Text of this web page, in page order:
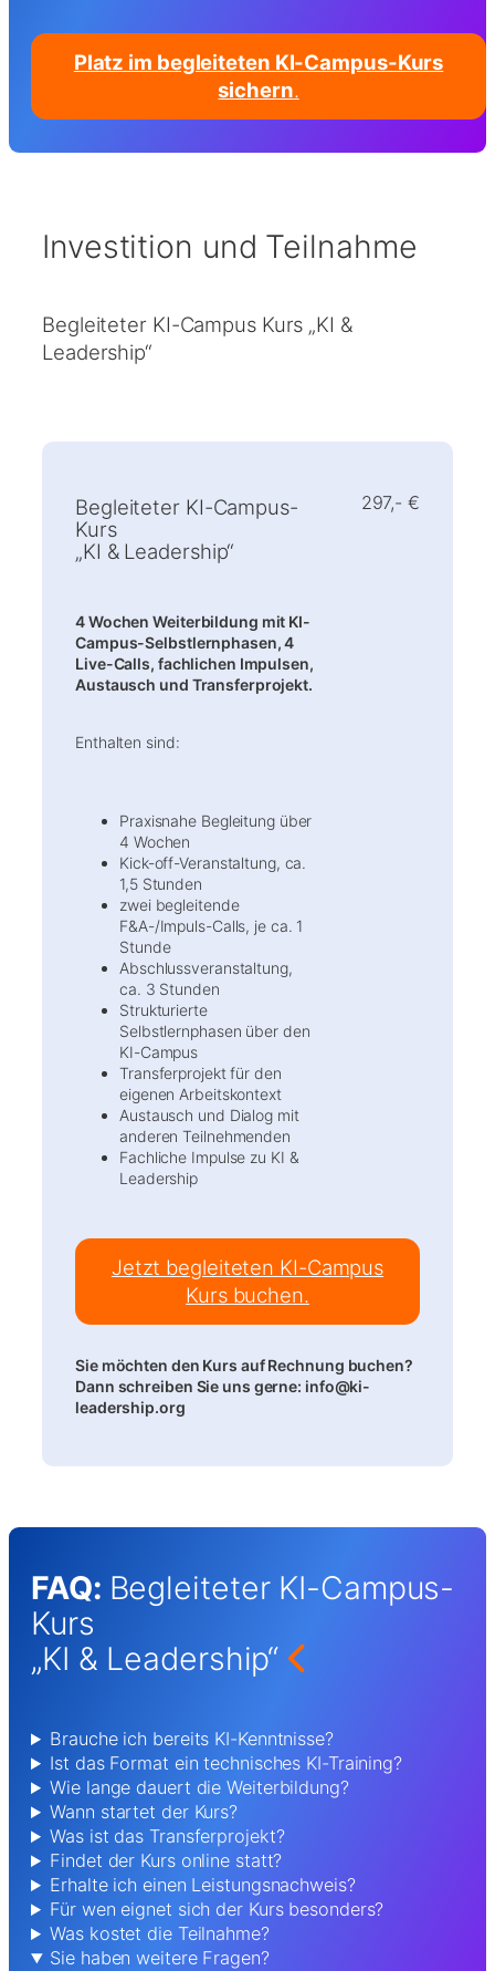
Platz im begleiteten KI-Campus-Kurs
sichern.
Investition und Teilnahme
Begleiteter KI-Campus Kurs „KI &
Leadership“
Begleiteter KI-Campus-
Kurs
„KI & Leadership“
4 Wochen Weiterbildung mit KI-
Campus-Selbstlernphasen, 4
Live-Calls, fachlichen Impulsen,
Austausch und Transferprojekt.
Enthalten sind:
Praxisnahe Begleitung über
4 Wochen
Kick-off-Veranstaltung, ca.
1,5 Stunden
zwei begleitende
F&A-/Impuls-Calls, je ca. 1
Stunde
Abschlussveranstaltung,
ca. 3 Stunden
Strukturierte
Selbstlernphasen über den
KI-Campus
Transferprojekt für den
eigenen Arbeitskontext
Austausch und Dialog mit
anderen Teilnehmenden
Fachliche Impulse zu KI &
Leadership
297,- €
Jetzt begleiteten KI-Campus
Kurs buchen.
Sie möchten den Kurs auf Rechnung buchen?
Dann schreiben Sie uns gerne: info@ki-
leadership.org
FAQ: Begleiteter KI-Campus-
Kurs
„KI & Leadership“
Brauche ich bereits KI-Kenntnisse?
Ist das Format ein technisches KI-Training?
Wie lange dauert die Weiterbildung?
Wann startet der Kurs?
Was ist das Transferprojekt?
Findet der Kurs online statt?
Erhalte ich einen Leistungsnachweis?
Für wen eignet sich der Kurs besonders?
Was kostet die Teilnahme?
Sie haben weitere Fragen?